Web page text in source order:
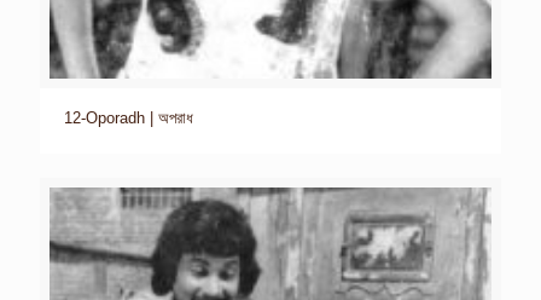
12-Oporadh | অপরাধ